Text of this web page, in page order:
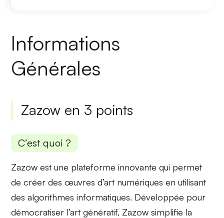
Informations
Générales
Zazow en 3 points
C’est quoi ?
Zazow est une plateforme innovante qui permet
de créer des œuvres d’art numériques en utilisant
desalgorithmes informatiques. Développée pour
démocratiser l’art génératif, Zazow simplifie la